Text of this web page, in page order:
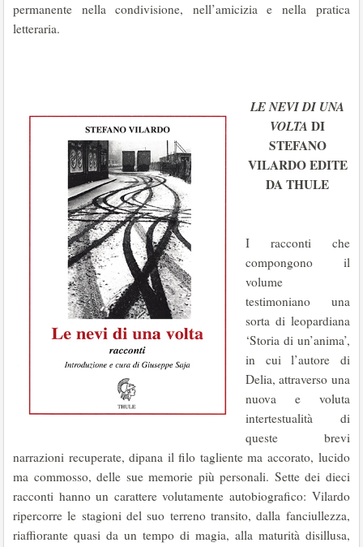
permanente nella condivisione, nell’amicizia e nella pratica
letteraria.
LE NEVI DI UNA
VOLTA DI
STEFANO
VILARDO EDITE
DA THULE
I racconti che
compongono il
volume
testimoniano una
sorta di leopardiana
‘Storia di un’anima’,
in cui l’autore di
Delia, attraverso una
nuova e voluta
intertestualità di
queste brevi
narrazioni recuperate, dipana il filo tagliente ma accorato, lucido
ma commosso, delle sue memorie più personali. Sette dei dieci
racconti hanno un carattere volutamente autobiografico: Vilardo
ripercorre le stagioni del suo terreno transito, dalla fanciullezza,
riaffiorante quasi da un tempo di magia, alla maturità disillusa,